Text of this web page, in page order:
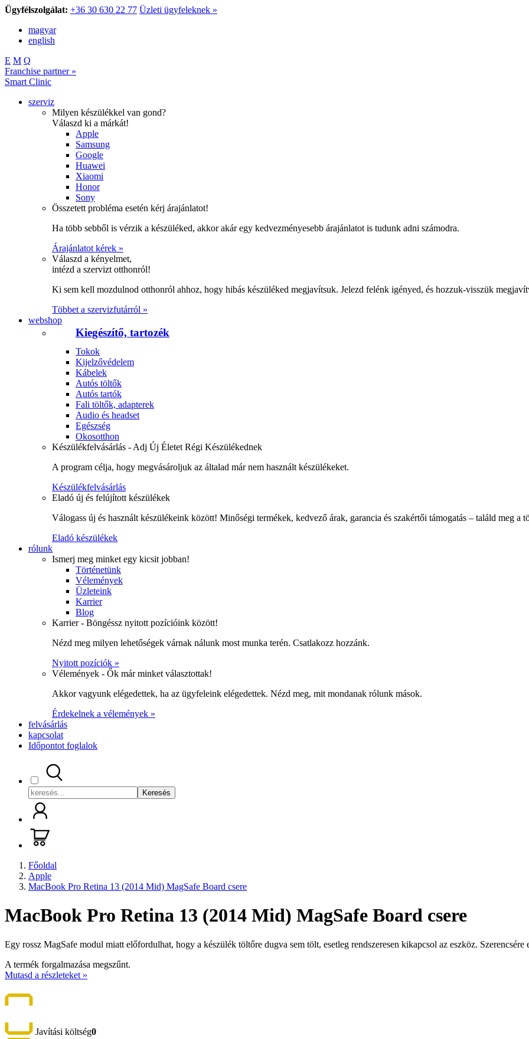
Ügyfélszolgálat: +36 30 630 22 77 Üzleti ügyfeleknek »
magyar
english
E M Q
Franchise partner »
Smart Clinic
szerviz
Milyen készülékkel van gond?
Válaszd ki a márkát!
Apple
Samsung
Google
Huawei
Xiaomi
Honor
Sony
Összetett probléma esetén kérj árajánlatot!
Ha több sebből is vérzik a készüléked, akkor akár egy kedvezményesebb árajánlatot is tudunk adni számodra.
Árajánlatot kérek »
Válaszd a kényelmet,
intézd a szervizt otthonról!
Ki sem kell mozdulnod otthonról ahhoz, hogy hibás készüléked megjavítsuk. Jelezd felénk igényed, és hozzuk-visszük
Többet a szervizfutárról »
webshop
Kiegészítő, tartozék
Tokok
Kijelzővédelem
Kábelek
Autós töltők
Autós tartók
Fali töltők, adapterek
Audio és headset
Egészség
Okosotthon
Készülékfelvásárlás - Adj Új Életet Régi Készülékednek
A program célja, hogy megvásároljuk az általad már nem használt készülékeket.
Készülékfelvásárlás
Eladó új és felújított készülékek
Válogass új és használt készülékeink között! Minőségi termékek, kedvező árak, garancia és szakértői támogatás – találd meg a
Eladó készülékek
rólunk
Ismerj meg minket egy kicsit jobban!
Történetünk
Vélemények
Üzleteink
Karrier
Blog
Karrier - Böngéssz nyitott pozícióink között!
Nézd meg milyen lehetőségek várnak nálunk most munka terén. Csatlakozz hozzánk.
Nyitott pozíciók »
Vélemények - Ők már minket választottak!
Akkor vagyunk elégedettek, ha az ügyfeleink elégedettek. Nézd meg, mit mondanak rólunk mások.
Érdekelnek a vélemények »
felvásárlás
kapcsolat
Időpontot foglalok
Keresés
Főoldal
Apple
MacBook Pro Retina 13 (2014 Mid) MagSafe Board csere
MacBook Pro Retina 13 (2014 Mid) MagSafe Board csere
Egy rossz MagSafe modul miatt előfordulhat, hogy a készülék töltőre dugva sem tölt, esetleg rendszeresen kikapcsol az eszköz.
A termék forgalmazása megszűnt.
Mutasd a részleteket »
Javítási költség0